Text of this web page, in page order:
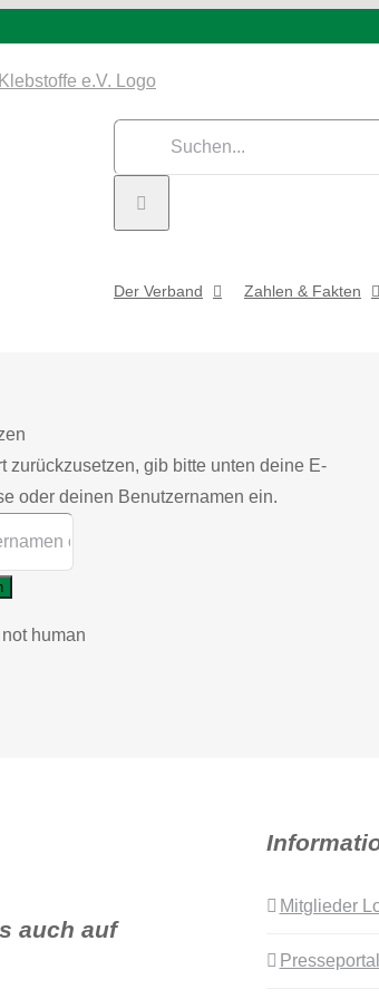
Der Verband Zahlen & Fakten
zurückzusetzen, gib bitte unten deine E-
oder deinen Benutzernamen ein.
human
auch auf
Mitglieder
Presseportal